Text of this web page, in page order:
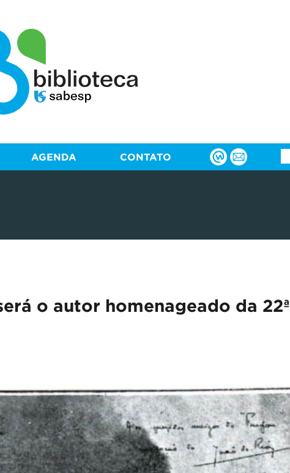
AGENDA CONTATO
o autor homenageado da 22ª